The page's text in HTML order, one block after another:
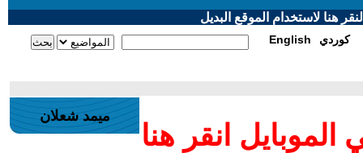
هنا لاستخدام الموقع البديل
English كوردي
انقر هنا
ميمد شعلان